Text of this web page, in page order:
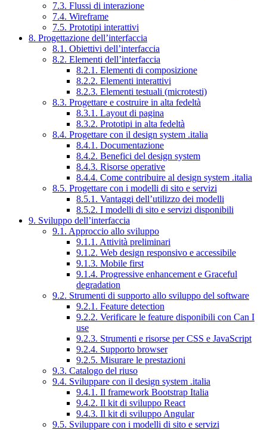
7.3. Flussi di interazione
7.4. Wireframe
7.5. Prototipi interattivi
8. Progettazione dell’interfaccia
8.1. Obiettivi dell’interfaccia
8.2. Elementi dell’interfaccia
8.2.1. Elementi di composizione
8.2.2. Elementi interattivi
8.2.3. Elementi testuali (microtesti)
8.3. Progettare e costruire in alta fedeltà
8.3.1. Layout di pagina
8.3.2. Prototipi in alta fedeltà
8.4. Progettare con il design system .italia
8.4.1. Documentazione
8.4.2. Benefici del design system
8.4.3. Risorse operative
8.4.4. Come contribuire al design system .italia
8.5. Progettare con i modelli di sito e servizi
8.5.1. Vantaggi dell’utilizzo dei modelli
8.5.2. I modelli di sito e servizi disponibili
9. Sviluppo dell’interfaccia
9.1. Approccio allo sviluppo
9.1.1. Attività preliminari
9.1.2. Web design responsivo e accessibile
9.1.3. Mobile first
9.1.4. Progressive enhancement e Graceful
degradation
9.2. Strumenti di supporto allo sviluppo del software
9.2.1. Feature detection
9.2.2. Verificare le feature disponibili con Can I
use
9.2.3. Strumenti e risorse per CSS e JavaScript
9.2.4. Supporto browser
9.2.5. Misurare le prestazioni
9.3. Catalogo del riuso
9.4. Sviluppare con il design system .italia
9.4.1. Il framework Bootstrap Italia
9.4.2. Il kit di sviluppo React
9.4.3. Il kit di sviluppo Angular
9.5. Sviluppare con i modelli di sito e servizi